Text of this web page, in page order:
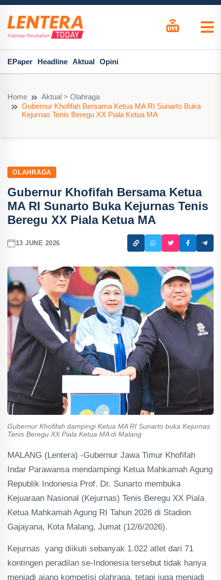
EPaper Headline Aktual Opini
Home
Aktual > Olahraga
Gubernur Khofifah Bersama Ketua MA RI Sunarto Buka
Kejurnas Tenis Beregu XX Piala Ketua MA
OLAHRAGA
Gubernur Khofifah Bersama Ketua
MA RI Sunarto Buka Kejurnas Tenis
Beregu XX Piala Ketua MA
13 JUNE 2026
Gubernur Khofifah dampingi Ketua MA RI Sunarto buka Kejurnas
Tenis Beregu XX Piala Ketua MA di Malang
MALANG (Lentera) -Gubernur Jawa Timur Khofifah
Indar Parawansa mendampingi Ketua Mahkamah Agung
Republik Indonesia Prof. Dr. Sunarto membuka
Kejuaraan Nasional (Kejurnas) Tenis Beregu XX Piala
Ketua Mahkamah Agung RI Tahun 2026 di Stadion
Gajayana, Kota Malang, Jumat (12/6/2026).
Kejurnas yang diikuti sebanyak 1.022 atlet dari 71
kontingen peradilan se-Indonesia tersebut tidak hanya
menjadi ajang kompetisi olahraga, tetapi juga menjadi